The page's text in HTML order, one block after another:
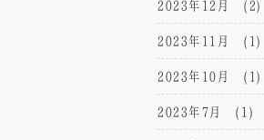
2023年12月 (2)
2023年11月 (1)
2023年10月 (1)
2023年7月 (1)